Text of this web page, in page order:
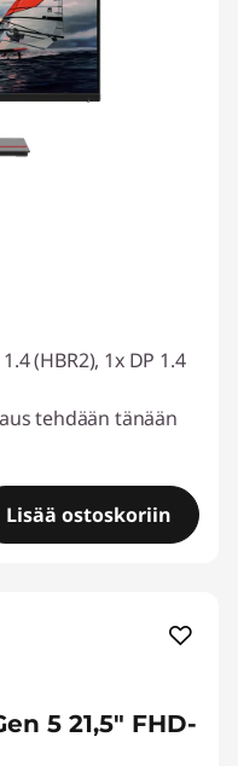
(HBR2), 1x DP 1.4
tehdään tänään
Lisää ostoskoriin
5 21,5" FHD-